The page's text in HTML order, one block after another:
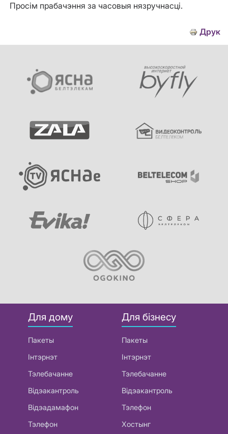
Просім прабачэння за часовыя нязручнасці.
Друк
Для дому
Пакеты
Інтэрнэт
Тэлебачанне
Відэакантроль
Відэадамафон
Тэлефон
Для бізнесу
Пакеты
Інтэрнэт
Тэлебачанне
Відэакантроль
Тэлефон
Хостынг